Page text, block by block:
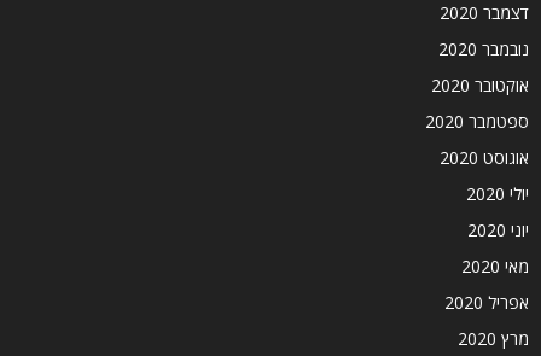
דצמבר 2020
נובמבר 2020
אוקטובר 2020
ספטמבר 2020
אוגוסט 2020
יולי 2020
יוני 2020
מאי 2020
אפריל 2020
מרץ 2020